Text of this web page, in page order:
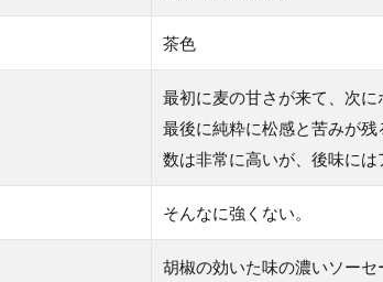
茶色
最初に麦の甘さが来て、次
最後に純粋に松感と苦みが
数は非常に高いが、後味には
そんなに強くない。
胡椒の効いた味の濃いソー